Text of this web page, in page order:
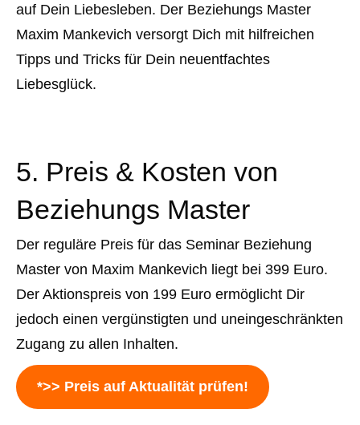
auf Dein Liebesleben. Der Beziehungs Master
Maxim Mankevich versorgt Dich mit hilfreichen
Tipps und Tricks für Dein neuentfachtes
Liebesglück.
5. Preis & Kosten von
Beziehungs Master
Der reguläre Preis für das Seminar Beziehung
Master von Maxim Mankevich liegt bei 399 Euro.
Der Aktionspreis von 199 Euro ermöglicht Dir
jedoch einen vergünstigten und uneingeschränkten
Zugang zu allen Inhalten.
*>> Preis auf Aktualität prüfen!